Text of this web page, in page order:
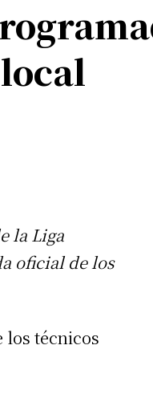
la Liga
oficial de los
los técnicos